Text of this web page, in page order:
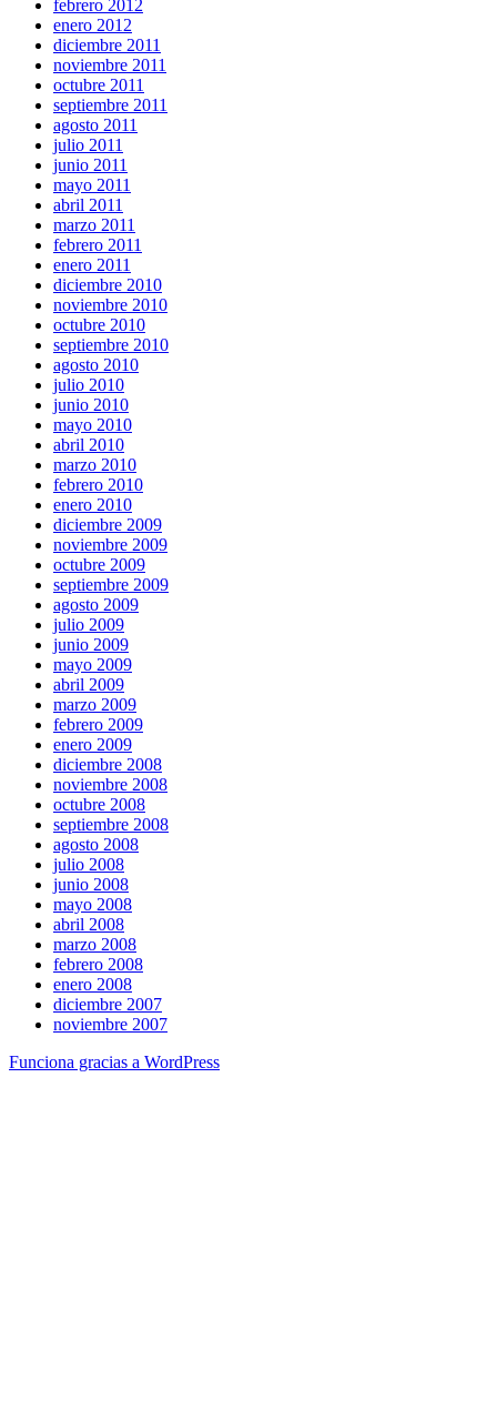
febrero 2012
enero 2012
diciembre 2011
noviembre 2011
octubre 2011
septiembre 2011
agosto 2011
julio 2011
junio 2011
mayo 2011
abril 2011
marzo 2011
febrero 2011
enero 2011
diciembre 2010
noviembre 2010
octubre 2010
septiembre 2010
agosto 2010
julio 2010
junio 2010
mayo 2010
abril 2010
marzo 2010
febrero 2010
enero 2010
diciembre 2009
noviembre 2009
octubre 2009
septiembre 2009
agosto 2009
julio 2009
junio 2009
mayo 2009
abril 2009
marzo 2009
febrero 2009
enero 2009
diciembre 2008
noviembre 2008
octubre 2008
septiembre 2008
agosto 2008
julio 2008
junio 2008
mayo 2008
abril 2008
marzo 2008
febrero 2008
enero 2008
diciembre 2007
noviembre 2007
Funciona gracias a WordPress